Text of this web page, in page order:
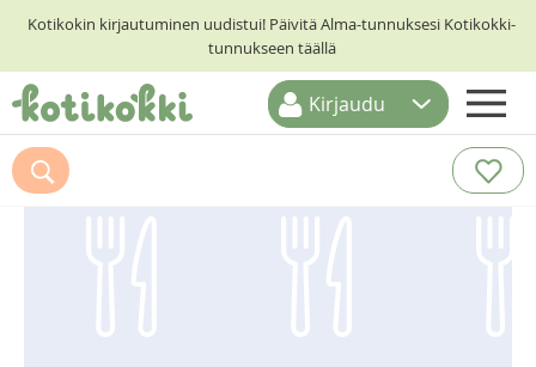
Kotikokin kirjautuminen uudistui! Päivitä Alma-tunnuksesi Kotikokki-
tunnukseen täällä
ETUSIVU
RESEPTIHAKU
Kirjaudu
Suosittelemme myös